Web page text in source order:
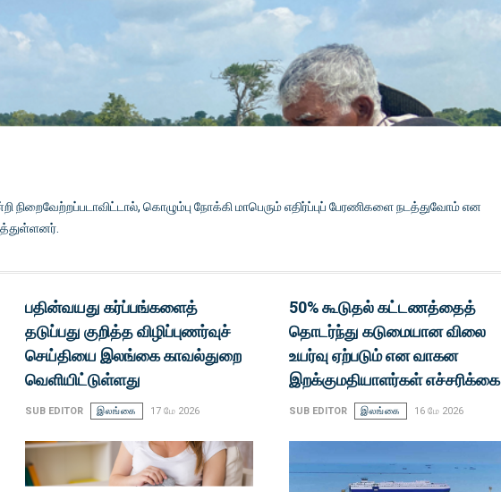
கொழும்பு நோக்கி மாபெரும் எதிர்ப்புப் பேரணிகளை நடத்துவோம் என
பதின்வயது கர்ப்பங்களைத்
தடுப்பது குறித்த விழிப்புணர்வுச்
செய்தியை இலங்கை காவல்துறை
வெளியிட்டுள்ளது
SUB EDITOR இலங்கை 17 மே 2026
50% கூடுதல் கட்டணத்தைத்
தொடர்ந்து கடுமையான விலை
உயர்வு ஏற்படும் என வாகன
இறக்குமதியாளர்கள் எச்சரிக்கை
SUB EDITOR இலங்கை 16 மே 2026